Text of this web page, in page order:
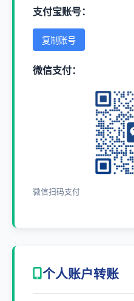
支付宝账号：
复制账号
微信支付：
微信扫码支付
个人账户转账